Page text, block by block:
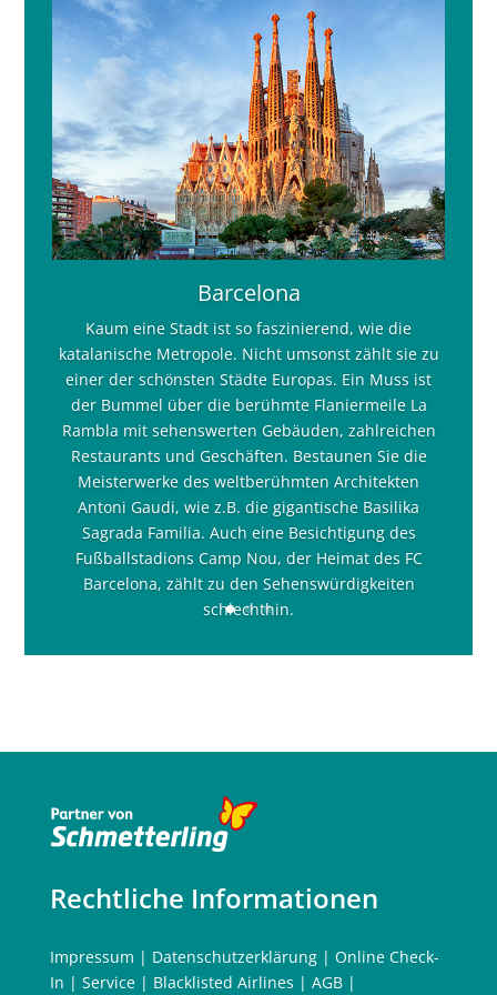
Barcelona
Kaum eine Stadt ist so faszinierend, wie die
katalanische Metropole. Nicht umsonst zählt sie zu
einer der schönsten Städte Europas. Ein Muss ist
der Bummel über die berühmte Flaniermeile La
Rambla mit sehenswerten Gebäuden, zahlreichen
Restaurants und Geschäften. Bestaunen Sie die
Meisterwerke des weltberühmten Architekten
Antoni Gaudi, wie z.B. die gigantische Basilika
Sagrada Familia. Auch eine Besichtigung des
Fußballstadions Camp Nou, der Heimat des FC
Barcelona, zählt zu den Sehenswürdigkeiten
schlechthin.
Rechtliche Informationen
Impressum | Datenschutzerklärung| Online Check-
In | Service| Blacklisted Airlines | AGB|